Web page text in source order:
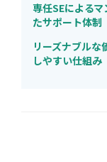
専任SEによる
たサポート体制
リーズナブルな
しやすい仕組み